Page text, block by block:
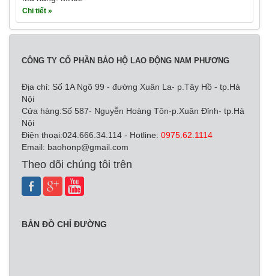
Chi tiết »
CÔNG TY CỔ PHẦN BẢO HỘ LAO ĐỘNG NAM PHƯƠNG
Địa chỉ: Số 1A Ngõ 99 - đường Xuân La- p.Tây Hồ - tp.Hà
Nội
Cửa hàng:Số 587- Nguyễn Hoàng Tôn-p.Xuân Đỉnh- tp.Hà
Nội
Điện thoại:024.666.34.114 - Hotline: 0975.62.1114
Email: baohonp@gmail.com
Theo dõi chúng tôi trên
BẢN ĐỒ CHỈ ĐƯỜNG